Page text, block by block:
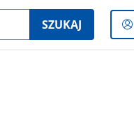
SZUKAJ